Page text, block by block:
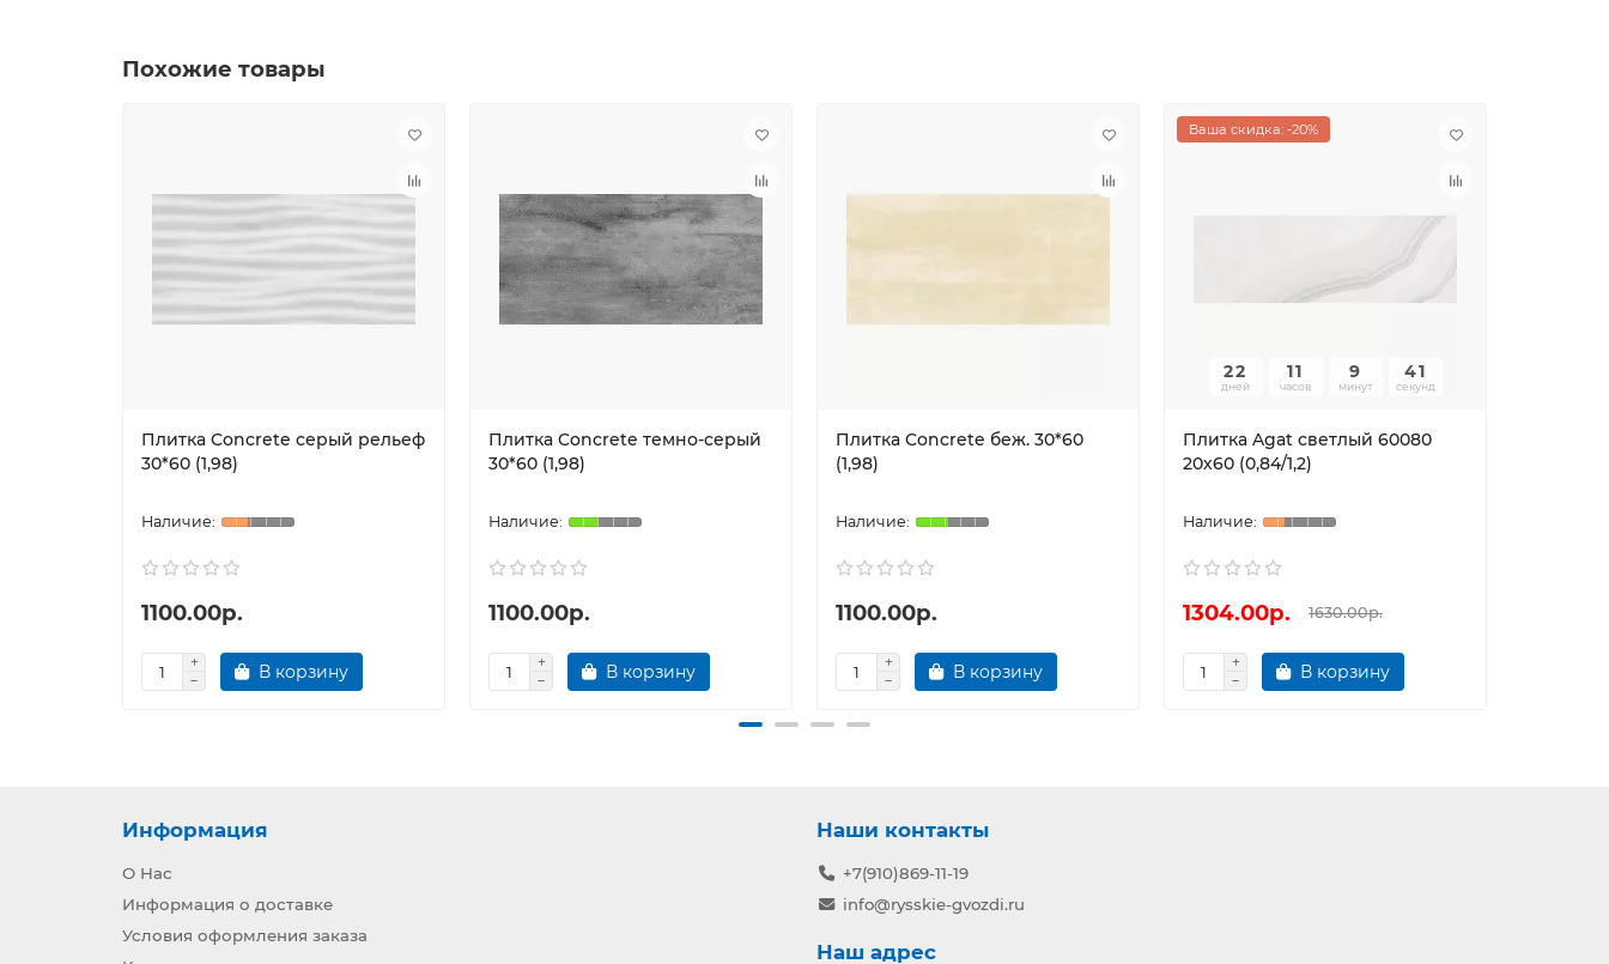
Похожие товары
Плитка Concrete серый рельеф
30*60 (1,98)
1100.00р.
В корзину
Плитка Concrete темно-серый
30*60 (1,98)
1100.00р.
В корзину
Плитка Concrete беж. 30*60
(1,98)
1100.00р.
В корзину
Ваша скидка: -20%
22
дней
11
часов
9
минут
41
секунд
Плитка Agat светлый 60080
20х60 (0,84/1,2)
1304.00р. 1630.00р.
В корзину
Информация
О Нас
Информация о доставке
Условия оформления заказа
Наши контакты
+7(910)869-11-19
info@rysskie-gvozdi.ru
Наш адрес